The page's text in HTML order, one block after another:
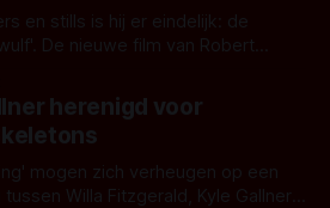
en stills is hij er eindelijk: de
De nieuwe film van Robert
Het topic deze keer is (kon
weerwolf. Kijk je mee?
herenigd voor
mogen zich verheugen op een
Willa Fitzgerald, Kyle Gallner